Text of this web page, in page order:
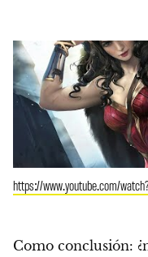
https://www.youtube.com/
Como conclusión: